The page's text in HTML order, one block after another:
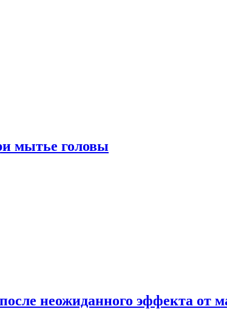
мытье головы
неожиданного эффекта от